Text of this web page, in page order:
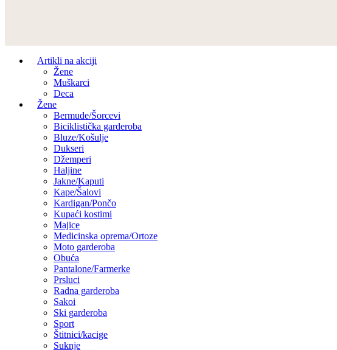
Artikli na akciji
Žene
Muškarci
Deca
Žene
Bermude/Šorcevi
Biciklistička garderoba
Bluze/Košulje
Dukseri
Džemperi
Haljine
Jakne/Kaputi
Kape/Šalovi
Kardigan/Pončo
Kupaći kostimi
Majice
Medicinska oprema/Ortoze
Moto garderoba
Obuća
Pantalone/Farmerke
Prsluci
Radna garderoba
Sakoi
Ski garderoba
Sport
Štitnici/kacige
Suknje